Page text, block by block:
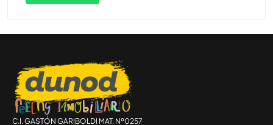
C.I. GASTÓN GARIBOLDI MAT. Nº0257